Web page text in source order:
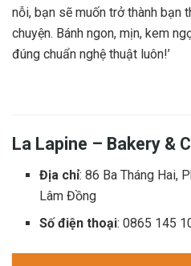
nỗi, bạn sẽ muốn trở thành bạn
chuyện. Bánh ngon, mịn, kem
đúng chuẩn nghệ thuật luôn!’
La Lapine – Bakery &
Địa chỉ: 86 Ba Tháng Hai,
Lâm Đồng
Số điện thoại: 0865 145